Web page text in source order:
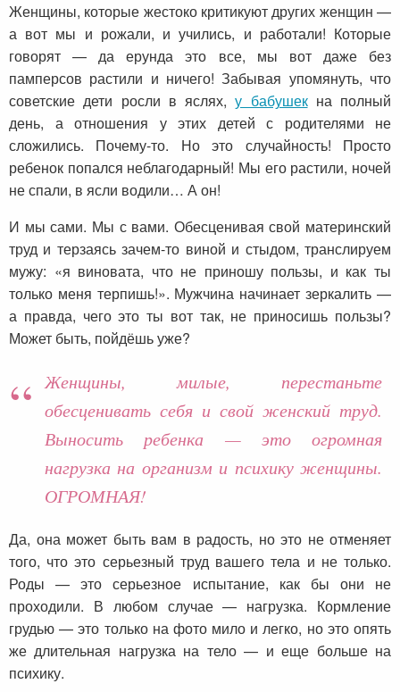
Женщины, которые жестоко критикуют других женщин —
а вот мы и рожали, и учились, и работали! Которые
говорят — да ерунда это все, мы вот даже без
памперсов растили и ничего! Забывая упомянуть, что
советские дети росли в яслях,у бабушекна полный
день, а отношения у этих детей с родителями не
сложились. Почему-то. Но это случайность! Просто
ребенок попался неблагодарный! Мы его растили, ночей
не спали, в ясли водили… А он!
И мы сами. Мы с вами. Обесценивая свой материнский
труд и терзаясь зачем-то виной и стыдом, транслируем
мужу: «я виновата, что не приношу пользы, и как ты
только меня терпишь!». Мужчина начинает зеркалить —
а правда, чего это ты вот так, не приносишь пользы?
Может быть, пойдёшь уже?
Женщины, милые, перестаньте
обесценивать себя и свой женский труд.
Выносить ребенка — это огромная
нагрузка на организм и психику женщины.
ОГРОМНАЯ!
Да, она может быть вам в радость, но это не отменяет
того, что это серьезный труд вашего тела и не только.
Роды — это серьезное испытание, как бы они не
проходили. В любом случае — нагрузка. Кормление
грудью — это только на фото мило и легко, но это опять
же длительная нагрузка на тело — и еще больше на
психику.